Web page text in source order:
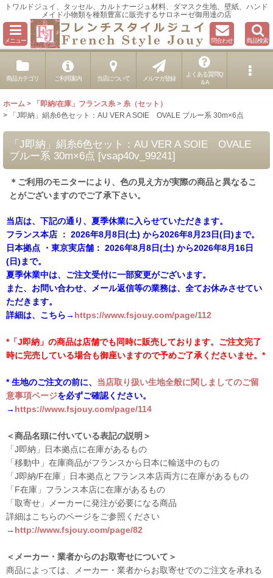
トワルドジュイ、タッセル、カルトナージュ材料、ダマスク生地、壁紙、ハンド
メイド小物類を種類豊富に販売するサロネーゼ御用達の店
メニュー 問合わせ 商品検索
商品カテゴリ ご利用案内 当店について メルマガ登録
よくある質問Q
＆A
ホーム > 「即納/在庫」フランス糸 > 糸（セット）
>
「J即納」絹糸6色セット：AU VER A SOIE OVALE ブルー系 30m×6点
「J即納」絹糸6色セット：AU VER A SOIE OVALE
ブルー系 30m×6点 [vsap40v_99241]
＊ご利用のモニターにより、色の見え方が実際の商品と異なるこ
とがございますのでご了承下さい。
当店は、下記の通り、夏季休業に入らせていただきます。
フランス本店 ： 2026年8月8日(土) から2026年8月23日(日)まで。
日本拠点 ・東京実店舗： 2026年8月8日(土) から2026年8月16日
(日)まで。
夏季休業中は、ご注文受付に一部変更がございます。
また、お問い合わせ、メール返信等の業務は、全てお休みさせてい
ただきます。
詳細は、こちら→ https://www.fsjouy.com/page/112
*「J即納」の商品は店舗でも同時に販売しております。ご注文完了
時に完売している場合も御座いますので予めご了承くださいませ。*
* 生地のご注文の前に、 当店取り扱い生地全般に関しましてのご留
意事項ページを必ずご確認ください。
→ https://www.fsjouy.com/page/114
＜商品名頭に付いている表記の説明＞
「J即納」日本拠点に在庫があるもの
「移動中」在庫商品がフランスから日本に輸送中のもの
「J即納/F在庫」日本拠点とフランス本店両方に在庫があるもの
「F在庫」フランス本店に在庫があるもの
「取寄せ」メーカーに発注が必要になる商品
詳細はこちらのページをご参照ください
→ http://www.fsjouy.com/page/82
＜メーカー・業者からのお取寄せについて＞
商品によっては、メーカー・業者からお取寄せでのご注文を承れる